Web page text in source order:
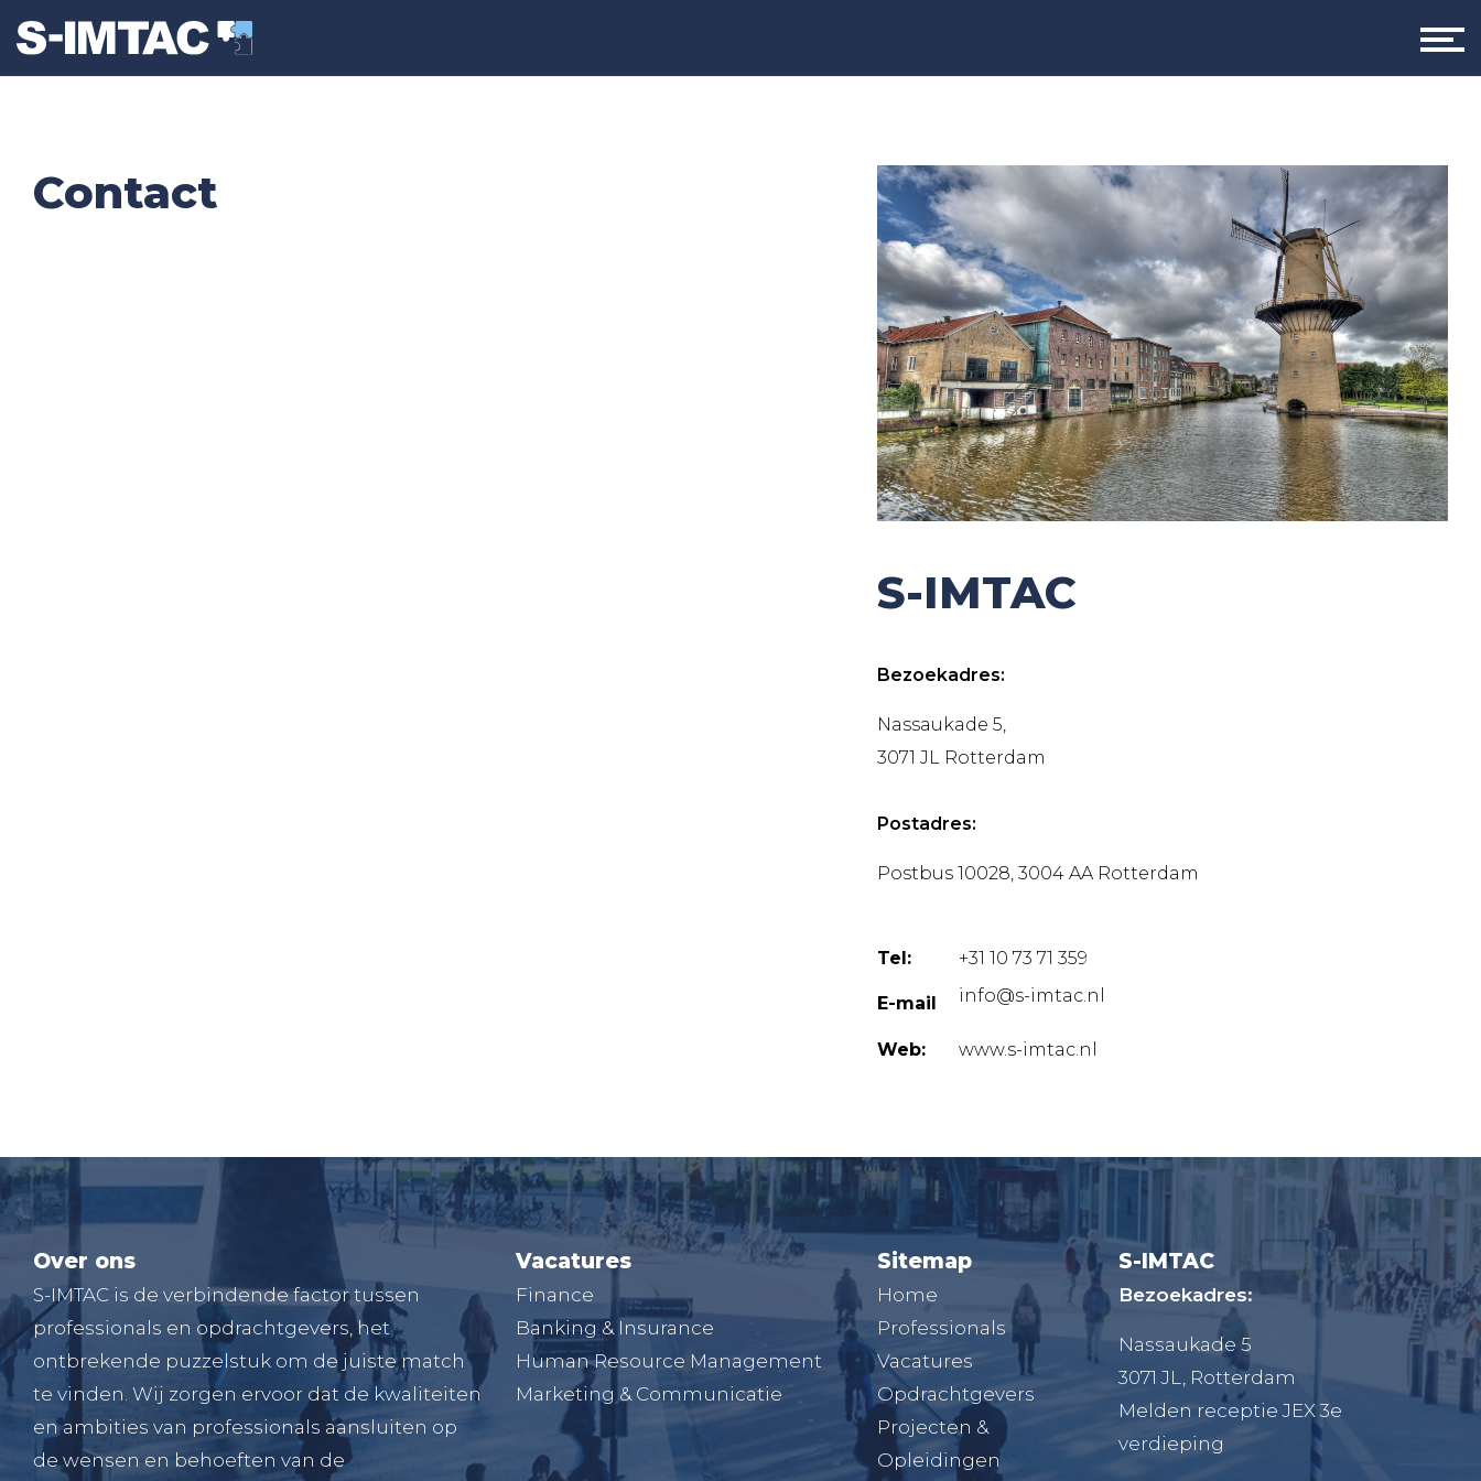
Contact
S-IMTAC
Bezoekadres:
Nassaukade 5,
3071 JL Rotterdam
Postadres:
Postbus 10028, 3004 AA Rotterdam
Tel: +31 10 73 71 359
E-mail info@s-imtac.nl
Web: www.s-imtac.nl
Over ons
S-IMTAC is de verbindende factor tussen
professionals en opdrachtgevers, het
ontbrekende puzzelstuk om de juiste match
te vinden. Wij zorgen ervoor dat de kwaliteiten
en ambities van professionals aansluiten op
de wensen en behoeften van de
Vacatures
Finance
Banking & Insurance
Human Resource Management
Marketing & Communicatie
Sitemap
Home
Professionals
Vacatures
Opdrachtgevers
Projecten &
Opleidingen
S-IMTAC
Bezoekadres:
Nassaukade 5
3071 JL, Rotterdam
Melden receptie JEX 3e
verdieping